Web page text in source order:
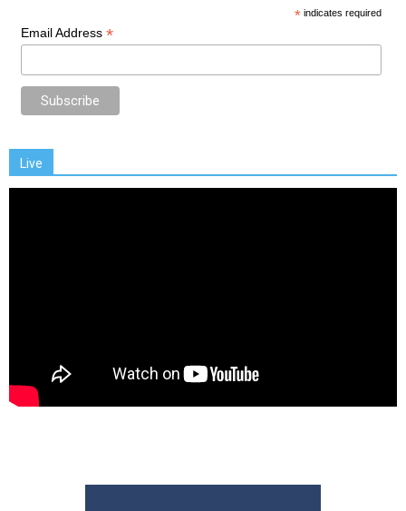
* indicates required
Email Address *
Live